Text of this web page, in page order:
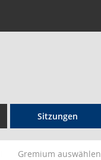
Sitzungen
Gremium auswählen